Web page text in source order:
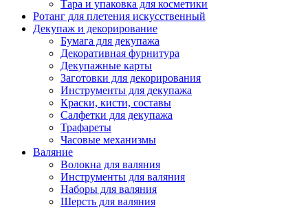
Тара и упаковка для косметики
Ротанг для плетения искусственный
Декупаж и декорирование
Бумага для декупажа
Декоративная фурнитура
Декупажные карты
Заготовки для декорирования
Инструменты для декупажа
Краски, кисти, составы
Салфетки для декупажа
Трафареты
Часовые механизмы
Валяние
Волокна для валяния
Инструменты для валяния
Наборы для валяния
Шерсть для валяния